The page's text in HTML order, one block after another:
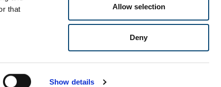
that
Show details
Allow selection
Deny